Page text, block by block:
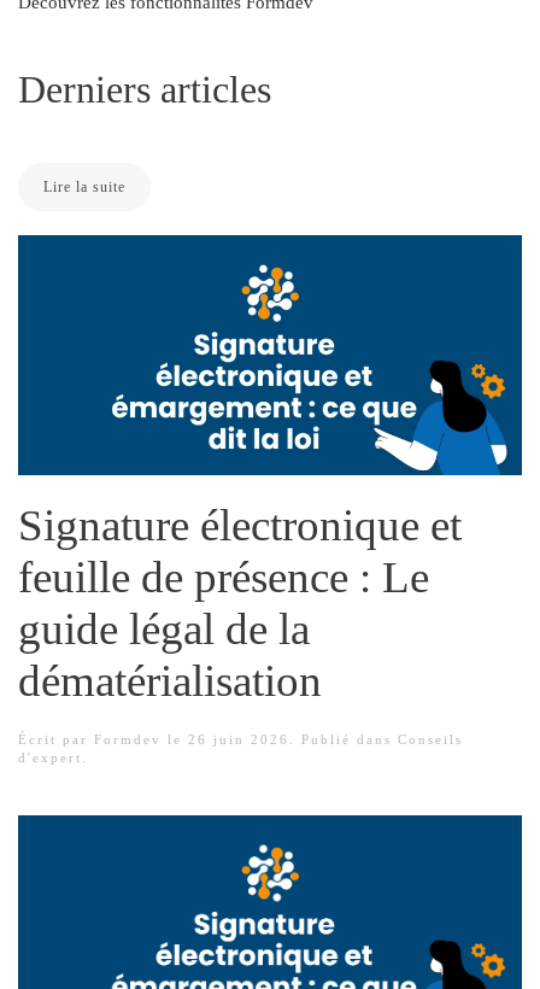
Derniers articles
Lire la suite
Signature électronique et
feuille de présence : Le
guide légal de la
dématérialisation
Écrit par Formdev le 26 juin 2026 . Publié dans Conseils
d'expert